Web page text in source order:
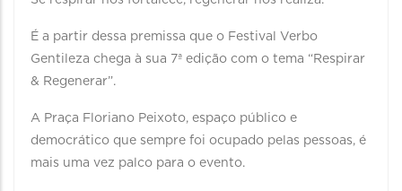
É a partir dessa premissa que o Festival Verbo
Gentileza chega à sua 7ª edição com o tema “Respirar
& Regenerar”.
A Praça Floriano Peixoto, espaço público e
democrático que sempre foi ocupado pelas pessoas, é
mais uma vez palco para o evento.